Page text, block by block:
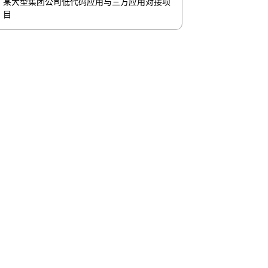
某大型集团公司低代码应用与三方应用对接项
目